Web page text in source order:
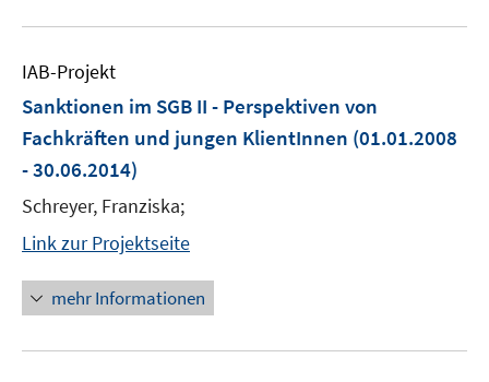
IAB-Projekt
Sanktionen im SGB II - Perspektiven von
Fachkräften und jungen KlientInnen (01.01.2008
- 30.06.2014)
Schreyer, Franziska;
Link zur Projektseite
mehr Informationen